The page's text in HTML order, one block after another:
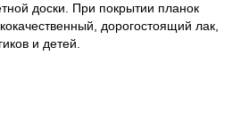
доски. При покрытии планок
дорогостоящий лак,
и детей.